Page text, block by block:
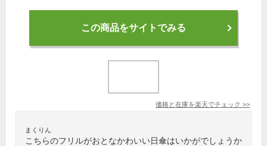
この商品をサイトでみる
価格と在庫を楽天でチェック >>
まくりん
こちらのフリルがおとなかわいい日傘はいかがでしょうか